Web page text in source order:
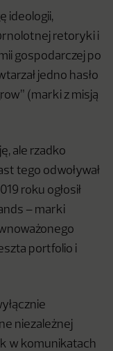
ideologii,
retoryki i
gospodarczej po
jedno hasło
(marki z misją
ale rzadko
tego odwoływał
roku ogłosił
– marki
portfolio i
niezależnej
w komunikatach